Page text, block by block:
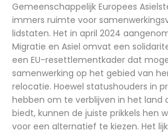
Gemeenschappelijk Europees
immers ruimte voor
lidstaten. Het in april 2024
Migratie en Asiel omvat een
een EU-resettlementkader dat
samenwerking op het gebied van
relocatie. Hoewel statushouders in
hebben om te verblijven in het land
biedt, kunnen de juiste prikkels hen
voor een alternatief te kiezen. Het